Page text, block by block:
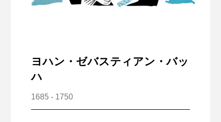
ヨハン・ゼバスティアン・バッ
ハ
1685 - 1750